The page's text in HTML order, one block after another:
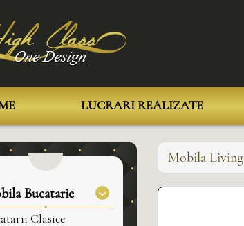
LUCRARI REALIZATE
Bucatarie
Clasice
Mobila Living